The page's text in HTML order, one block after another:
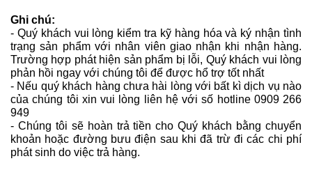
Ghi chú:
- Quý khách vui lòng kiểm tra kỹ hàng hóa và ký nhận tình
trạng sản phẩm với nhân viên giao nhận khi nhận hàng.
Trường hợp phát hiện sản phẩm bị lỗi, Quý khách vui lòng
phản hồi ngay với chúng tôi để được hổ trợ tốt nhất
- Nếu quý khách hàng chưa hài lòng với bất kì dịch vụ nào
của chúng tôi xin vui lòng liên hệ với số hotline 0909 266
949
- Chúng tôi sẽ hoàn trả tiền cho Quý khách bằng chuyển
khoản hoặc đường bưu điện sau khi đã trừ đi các chi phí
phát sinh do việc trả hàng.